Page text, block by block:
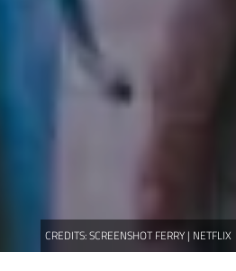
CREDITS:SCREENSHOT FERRY | NETFLIX